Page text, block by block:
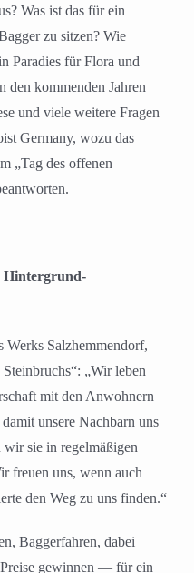
Was ist das für ein
zu sitzen? Wie
Paradies für Flora und
den kommenden Jahren
und viele weitere Fragen
Germany, wozu das
„Tag des offenen
Hintergrund-
Werks Salzhemmendorf,
„Wir leben
mit den Anwohnern
unsere Nachbarn uns
wir sie in regelmäßigen
freuen uns, wenn auch
den Weg zu uns finden.“
Baggerfahren, dabei
gewinnen — für ein